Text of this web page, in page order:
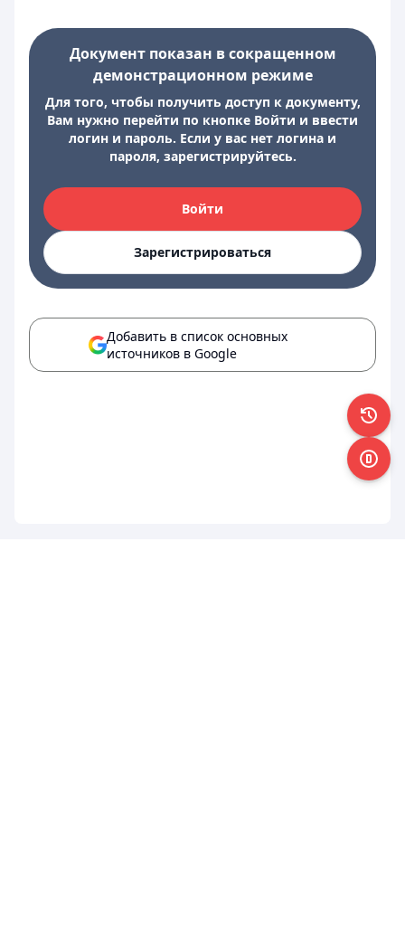
Документ показан в сокращенном
демонстрационном режиме
Для того, чтобы получить доступ к документу,
Вам нужно перейти по кнопке Войти и ввести
логин и пароль. Если у вас нет логина и
пароля, зарегистрируйтесь.
Войти
Зарегистрироваться
Добавить в список основных
источников в Google